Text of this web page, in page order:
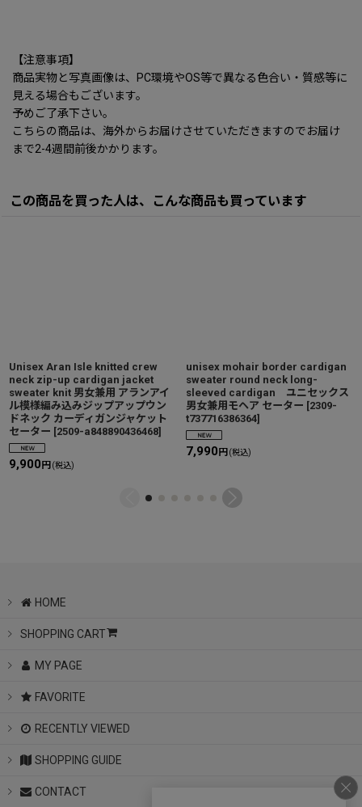
【注意事項】
商品実物と写真画像は、PC環境やOS等で異なる色合い・質感等に
見える場合もございます。
予めご了承下さい。
こちらの商品は、海外からお届けさせていただきますのでお届け
まで2-4週間前後かかります。
この商品を買った人は、こんな商品も買っています
Unisex Aran Isle knitted crew
neck zip-up cardigan jacket
sweater knit 男女兼用 アランアイ
ル模様編み込みジップアップウン
ドネック カーディガンジャケット
セーター [2509-a848890436468]
9,900 円 (税込)
unisex mohair border cardigan
sweater round neck long-
sleeved cardigan ユニセックス
男女兼用モヘア セーター [2309-
t737716386364]
7,990 円 (税込)
HOME
SHOPPING CART
MY PAGE
FAVORITE
RECENTLY VIEWED
SHOPPING GUIDE
CONTACT